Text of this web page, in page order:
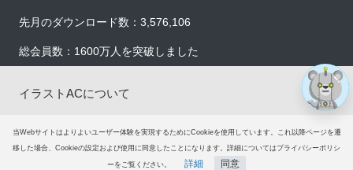
当Webサイトはよりよいユーザー体験を実現するためにCookieを使用しています。これ以降ページを遷
移した場合、Cookieの設定および使用に同意したことになります。詳細についてはプライバシーポリシ
ーをご覧ください。 詳細 同意
先月のダウンロード数：3,576,106
総会員数：1600万人を突破しました
イラストACについて
会員登録
プレミアム会員サービス